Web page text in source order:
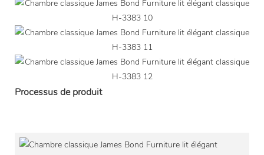
Processus de produit